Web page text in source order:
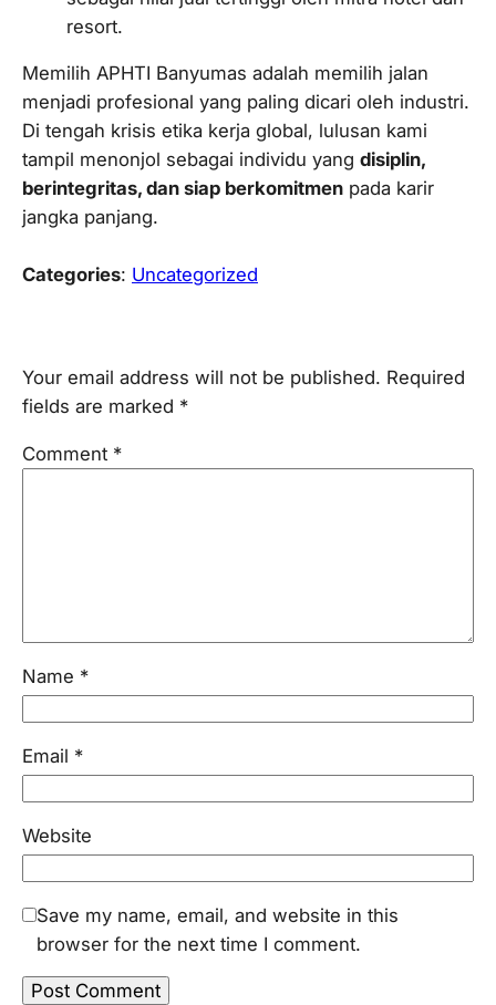
resort.
Memilih APHTI Banyumas adalah memilih jalan
menjadi profesional yang paling dicari oleh industri.
Di tengah krisis etika kerja global, lulusan kami
tampil menonjol sebagai individu yang disiplin,
berintegritas, dan siap berkomitmen pada karir
jangka panjang.
Categories: Uncategorized
Your email address will not be published. Required
fields are marked *
Comment *
Name *
Email *
Website
Save my name, email, and website in this
browser for the next time I comment.